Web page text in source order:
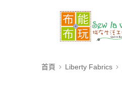
首頁 Liberty Fabrics